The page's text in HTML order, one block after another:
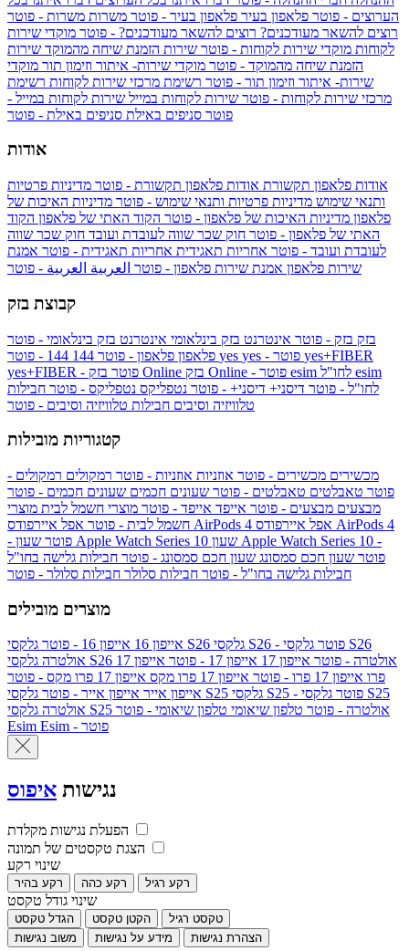
הערוצים - פוטר פלאפון בעיר פלאפון בעיר - פוטר משרות משרות - פוטר
רוצים להשאר מעודכנים? רוצים להשאר מעודכנים? - פוטר מוקדי שירות
לקוחות מוקדי שירות לקוחות - פוטר שירות הזמנת שיחה מהמוקד שירות
הזמנת שיחה מהמוקד - פוטר מוקדי שירות- איתור וזימון תור מוקדי
שירות- איתור וזימון תור - פוטר רשימת מרכזי שירות לקוחות רשימת
מרכזי שירות לקוחות - פוטר שירות לקוחות במייל שירות לקוחות במייל -
פוטר סניפים באילת סניפים באילת - פוטר
אודות
אודות פלאפון תקשורת אודות פלאפון תקשורת - פוטר מדיניות פרטיות
ותנאי שימוש מדיניות פרטיות ותנאי שימוש - פוטר מדיניות האיכות של
פלאפון מדיניות האיכות של פלאפון - פוטר הקוד האתי של פלאפון הקוד
האתי של פלאפון - פוטר חוק שכר שווה לעובדת ועובד חוק שכר שווה
לעובדת ועובד - פוטר אחריות תאגידית אחריות תאגידית - פוטר אמנת
שירות פלאפון אמנת שירות פלאפון - פוטר العربية العربية - פוטר
קבוצת בזק
בזק בזק - פוטר אינטרנט בזק בינלאומי אינטרנט בזק בינלאומי - פוטר
פלאפון פלאפון - פוטר 144 yes
yes+FIBER
yes+FIBER - פוטר בזק Online
esim
לחו"ל - פוטר דיסני+ דיסני+ - פוטר נטפליקס נטפליקס - פוטר חבילות
טלוויזיה וסיבים חבילות טלוויזיה וסיבים - פוטר
קטגוריות מובילות
מכשירים מכשירים - פוטר אוזניות אוזניות - פוטר רמקולים רמקולים -
פוטר טאבלטים טאבלטים - פוטר שעונים חכמים שעונים חכמים - פוטר
מבצעים מבצעים - פוטר אייפד אייפד - פוטר מוצרי חשמל לבית מוצרי
חשמל לבית - פוטר אפל איירפודס AirPods 4 אפל איירפודס AirPods 4
- פוטר שעון Apple Watch Series 10 שעון Apple Watch Series 10 -
פוטר שעון חכם סמסונג שעון חכם סמסונג - פוטר חבילות גלישה בחו"ל
חבילות גלישה בחו"ל - פוטר חבילות סלולר חבילות סלולר - פוטר
מוצרים מובילים
אייפון 16 אייפון 16 - פוטר גלקסי S26 גלקסי S26 - פוטר גלקסי S26
אולטרה
גלקסי S26 אולטרה - פוטר אייפון 17 אייפון 17 - פוטר
אייפון 17
פרו אייפון 17 פרו - פוטר אייפון 17 פרו מקס
אייפון 17 פרו מקס - פוטר
אייפון אייר אייפון אייר - פוטר גלקסי S25 גלקסי S25 - פוטר גלקסי S25
אולטרה
גלקסי S25 אולטרה - פוטר טלפון שיאומי טלפון שיאומי - פוטר
Esim
Esim - פוטר
נגישות איפוס
הפעלת נגישות מקלדת
הצגת טקסטים של תמונה
שינוי רקע
רקע בהיר רקע כהה רקע רגיל
שינוי גודל טקסט
הגדל טקסט הקטן טקסט
טקסט רגיל
משוב נגישות
מידע על נגישות הצהרת נגישות